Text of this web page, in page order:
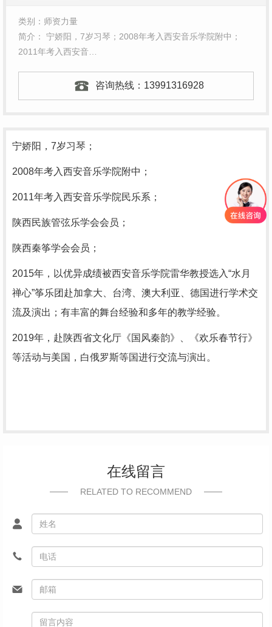
类别：师资力量
简介： 宁娇阳，7岁习琴；2008年考入西安音乐学院附中；
2011年考入西安音…
咨询热线： 13991316928
宁娇阳，7岁习琴；
2008年考入西安音乐学院附中；
2011年考入西安音乐学院民乐系；
陕西民族管弦乐学会会员；
陕西秦筝学会会员；
2015年，以优异成绩被西安音乐学院雷华教授选入“水月
禅心”筝乐团赴加拿大、台湾、澳大利亚、德国进行学术交
流及演出；有丰富的舞台经验和多年的教学经验。
2019年，赴陕西省文化厅《国风秦韵》、《欢乐春节行》
等活动与美国，白俄罗斯等国进行交流与演出。
在线留言
RELATED TO RECOMMEND